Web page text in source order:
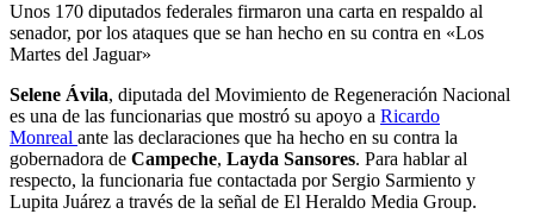
Unos 170 diputados federales firmaron una carta en respaldo al
senador, por los ataques que se han hecho en su contra en «Los
Martes del Jaguar»
Selene Ávila, diputada del Movimiento de Regeneración Nacional
es una de las funcionarias que mostró su apoyo a Ricardo
Monreal ante las declaraciones que ha hecho en su contra la
gobernadora de Campeche, Layda Sansores. Para hablar al
respecto, la funcionaria fue contactada por Sergio Sarmiento y
Lupita Juárez a través de la señal de El Heraldo Media Group.